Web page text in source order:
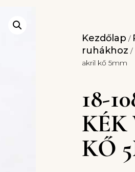
Kezdőlap /
ruhákhoz /
akril kő 5mm
18-
KŐ